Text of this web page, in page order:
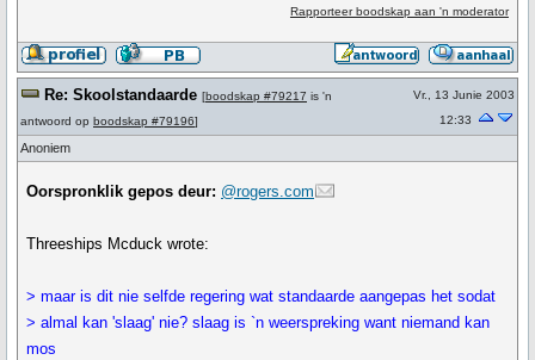
Rapporteer boodskap aan 'n moderator
Re: Skoolstandaarde [boodskap #79217 is 'n
antwoord op boodskap #79196]
Vr., 13 Junie 2003
12:33
Anoniem
Oorspronklik gepos deur: @rogers.com
Threeships Mcduck wrote:
> maar is dit nie selfde regering wat standaarde aangepas het sodat
> almal kan 'slaag' nie? slaag is `n weerspreking want niemand kan
mos